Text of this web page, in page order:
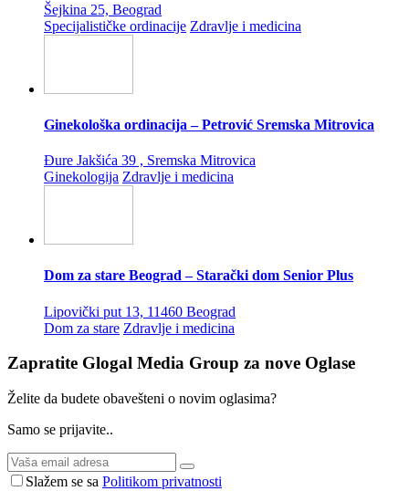
Šejkina 25, Beograd
Specijalističke ordinacije Zdravlje i medicina
Ginekološka ordinacija – Petrović Sremska Mitrovica
Đure Jakšića 39 , Sremska Mitrovica
Ginekologija Zdravlje i medicina
Dom za stare Beograd – Starački dom Senior Plus
Lipovički put 13, 11460 Beograd
Dom za stare Zdravlje i medicina
Zapratite Glogal Media Group za nove Oglase
Želite da budete obavešteni o novim oglasima?
Samo se prijavite..
Slažem se sa Politikom privatnosti